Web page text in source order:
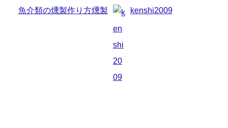
魚介類の燻製作り方燻製 kenshi2009